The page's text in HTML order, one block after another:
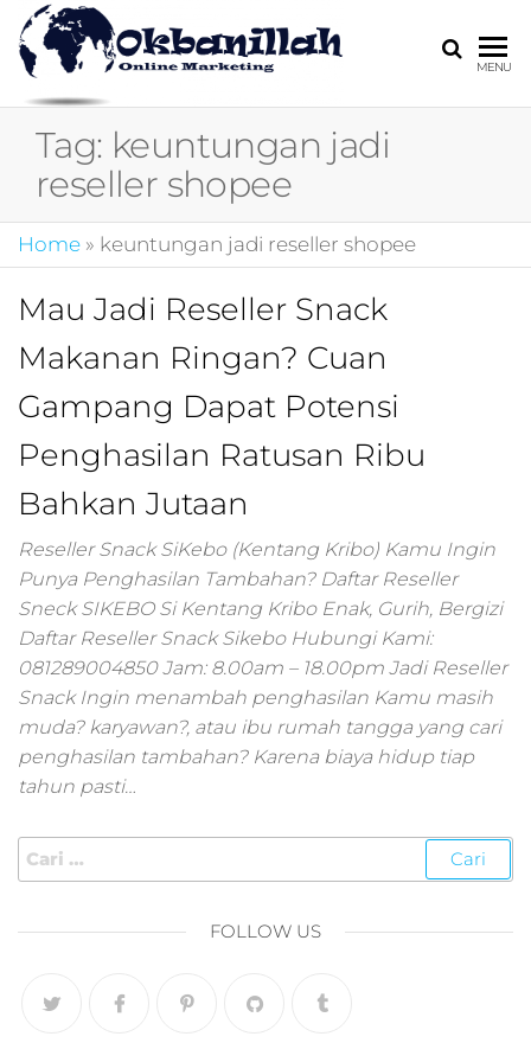
HARGA
MIRING
4.0,jasa digital
kotler,performance
digital,bisnis digital
digital
marketing,kotler
4.0,branding
digital,marketing
media,promosi
smm,media
digital,jasa digital
marketing
terbaik,marketing
online offline,jasa
digital marketing
murah,marketing
digital
page marketing
umkm,digital
marketing
digital
MENU
Tag: keuntungan jadi
reseller shopee
Home » keuntungan jadi reseller shopee
Mau Jadi Reseller Snack
Makanan Ringan? Cuan
Gampang Dapat Potensi
Penghasilan Ratusan Ribu
Bahkan Jutaan
Reseller Snack SiKebo (Kentang Kribo) Kamu Ingin
Punya Penghasilan Tambahan? Daftar Reseller
Sneck SIKEBO Si Kentang Kribo Enak, Gurih, Bergizi
Daftar Reseller Snack Sikebo Hubungi Kami:
081289004850 Jam: 8.00am – 18.00pm Jadi Reseller
Snack Ingin menambah penghasilan Kamu masih
muda? karyawan?, atau ibu rumah tangga yang cari
penghasilan tambahan? Karena biaya hidup tiap
tahun pasti…
FOLLOW US